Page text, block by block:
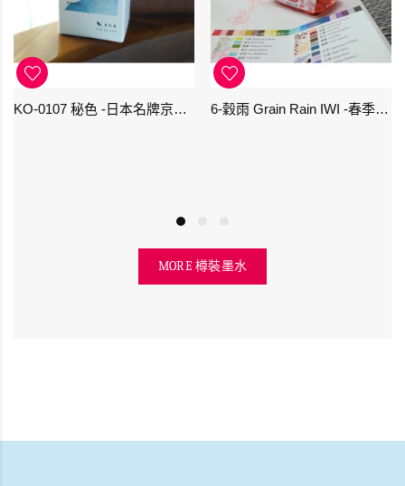
KO-0107 秘色 -日本名牌京の音樽裝鋼筆墨水 4573356130234 - 40ml 6-穀雨 Grain Rain IWI -春季-24節氣色澤鋼筆墨水
MORE 樽裝墨水